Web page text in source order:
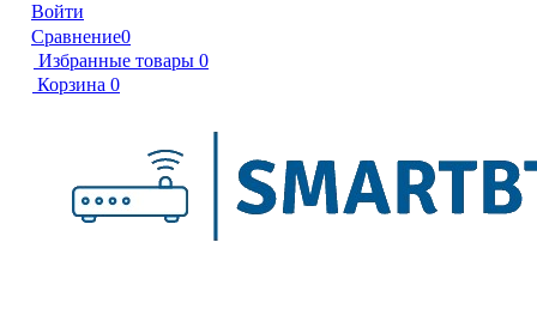
Войти
Сравнение0
Избранные товары 0
Корзина 0